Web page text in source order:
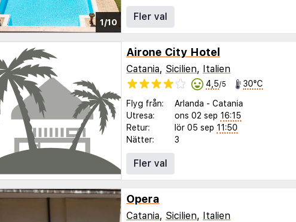
1/10
Fler val
Airone City Hotel
Catania, Sicilien, Italien
4,5/5 30°C
Flyg från: Arlanda - Catania
Utresa:
ons 02 sep 16:15
Retur:
lör 05 sep 11:50
Nätter:
3
Fler val
Opera
Catania, Sicilien, Italien